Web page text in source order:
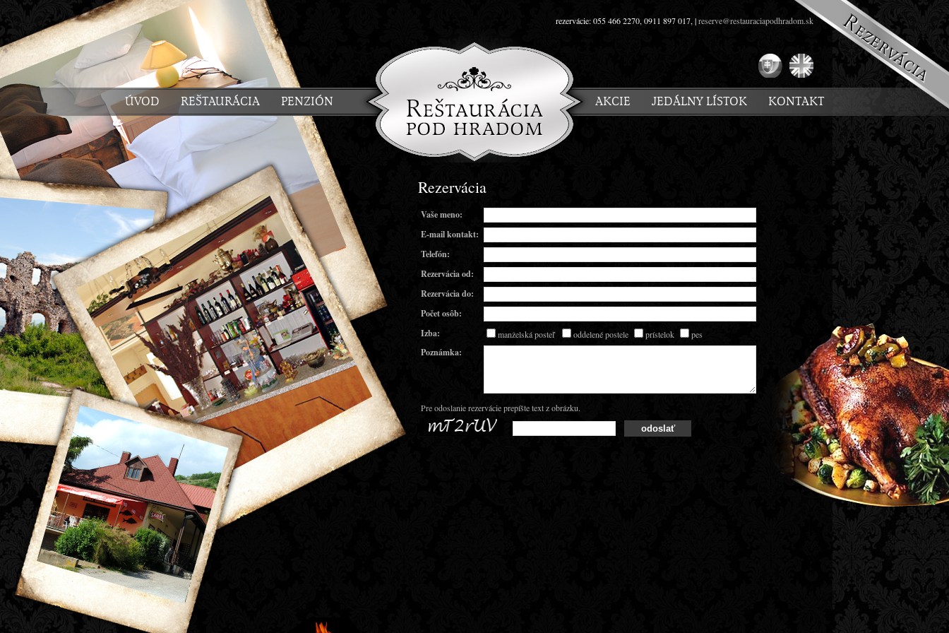
ÚVOD REŠTAURÁCIA PENZIÓN AKCIE JEDÁLNY LÍSTOK KONTAKT
rezervácie: 055 466 2270, 0911 897 017, |reserve@restauraciapodhradom.sk
Rezervácia
Vaše meno:
E-mail kontakt:
Telefón:
Rezervácia od:
Rezervácia do:
Počet osôb:
Izba:
manželská posteľ oddelené postele prístelok pes
Poznámka:
Pre odoslanie rezervácie prepíšte text z obrázku.